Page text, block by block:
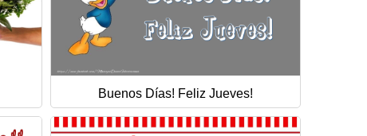
Buenos Días! Feliz Jueves!